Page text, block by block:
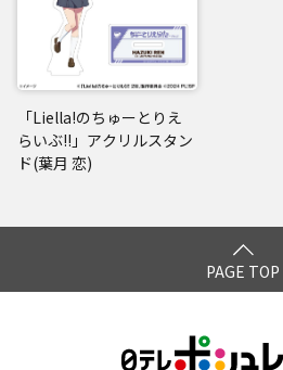
「Liella!のちゅーとりえ
らいぶ!!」アクリルスタン
ド(葉月 恋)
PAGE TOP